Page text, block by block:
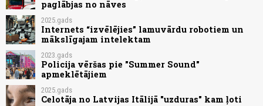
paglābjas no nāves
2025.gads
Internets “izvēlējies” lamuvārdu robotiem un
mākslīgajam intelektam
2023.gads
Policija vēršas pie "Summer Sound"
apmeklētājiem
2025.gads
Celotāja no Latvijas Itālijā "uzduras" kam ļoti